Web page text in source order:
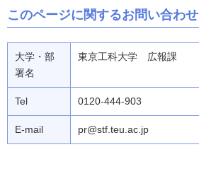
このページに関するお問い合わせ
大学・部
署名
東京工科大学 広報課
Tel 0120-444-903
E-mail pr@stf.teu.ac.jp